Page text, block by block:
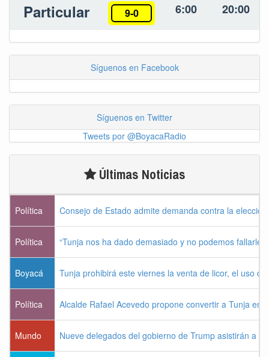
Particular 9-0 6:00 20:00
Síguenos en Facebook
Síguenos en Twitter
Tweets por @BoyacaRadio
Últimas Noticias
Política Consejo de Estado admite demanda contra la
Política “Tunja nos ha dado demasiado y no podemos fallarle
Boyacá Tunja prohibirá este viernes la venta de licor, el uso
Política Alcalde Rafael Acevedo propone convertir a Tunja en
Mundo Nueve delegados del gobierno de Trump asistirán a